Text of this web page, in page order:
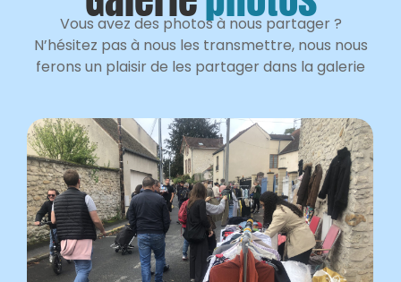
Vous avez des photos à nous partager ?
N’hésitez pas à nous les transmettre, nous nous
ferons un plaisir de les partager dans la galerie